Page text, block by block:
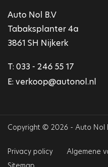
Auto Nol B.V
Tabaksplanter 4a
3861 SH Nijkerk
T: 033 - 246 55 17
E: verkoop@autonol.nl
Copyright © 2026 - Auto Nol
Privacy policy Algemene